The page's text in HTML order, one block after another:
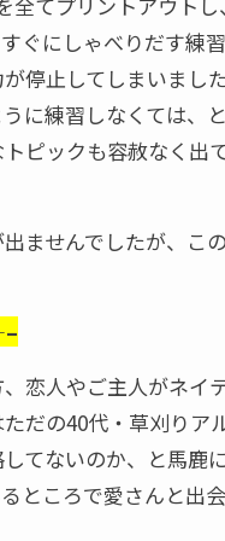
ぐにしゃべりだす練
停止してしまいまし
に練習しなくては、
ピックも容赦なく出
せんでしたが、こ
恋人やご主人がネイ
だの40代・草刈りア
ないのか、と馬鹿
ところで愛さんと出